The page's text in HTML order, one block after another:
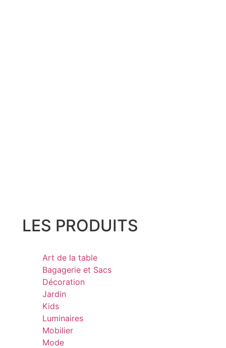
LES PRODUITS
Art de la table
Bagagerie et Sacs
Décoration
Jardin
Kids
Luminaires
Mobilier
Mode